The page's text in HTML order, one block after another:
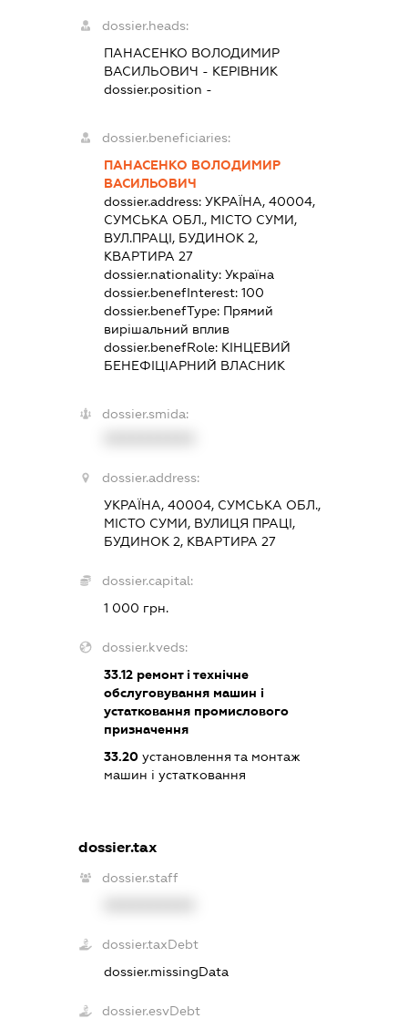
dossier.heads:
ПАНАСЕНКО ВОЛОДИМИР
ВАСИЛЬОВИЧ - КЕРІВНИК
dossier.position -
dossier.beneficiaries:
ПАНАСЕНКО ВОЛОДИМИР
ВАСИЛЬОВИЧ
dossier.address:УКРАЇНА, 40004,
СУМСЬКА ОБЛ., МІСТО СУМИ,
ВУЛ.ПРАЦІ, БУДИНОК 2,
КВАРТИРА 27
dossier.nationality:Україна
dossier.benefInterest:100
dossier.benefType: Прямий
вирішальний вплив
dossier.benefRole: КІНЦЕВИЙ
БЕНЕФІЦІАРНИЙ ВЛАСНИК
dossier.smida:
dossier.address:
УКРАЇНА, 40004, СУМСЬКА ОБЛ.,
МІСТО СУМИ, ВУЛИЦЯ ПРАЦІ,
БУДИНОК 2, КВАРТИРА 27
dossier.capital:
1 000 грн.
dossier.kveds:
33.12 ремонт і технічне
обслуговування машин і
устатковання промислового
призначення
33.20 установлення та монтаж
машин і устатковання
dossier.tax
dossier.staff
dossier.taxDebt
dossier.missingData
dossier.esvDebt